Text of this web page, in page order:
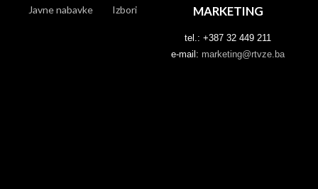
Javne nabavke
Izbori MARKETING
tel.: +387 32 449 211
e-mail: marketing@rtvze.ba